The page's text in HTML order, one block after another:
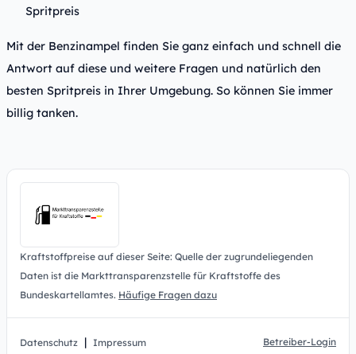
Spritpreis
Mit der Benzinampel finden Sie ganz einfach und schnell die
Antwort auf diese und weitere Fragen und natürlich den
besten Spritpreis in Ihrer Umgebung. So können Sie immer
billig tanken.
Kraftstoffpreise auf dieser Seite: Quelle der zugrundeliegenden
Daten ist die Markttransparenzstelle für Kraftstoffe des
Bundeskartellamtes. Häufige Fragen dazu
Datenschutz | Impressum Betreiber-Login